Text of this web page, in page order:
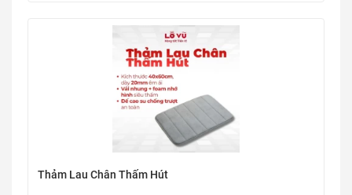
Thảm Lau Chân Thấm Hút